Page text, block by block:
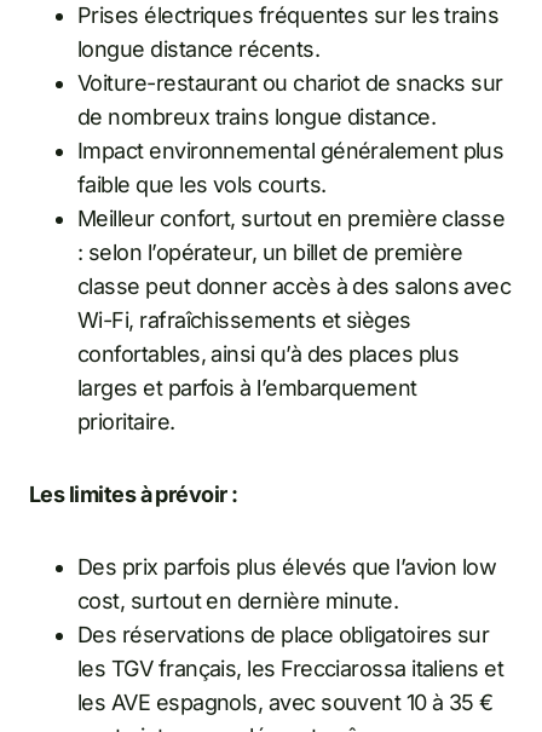
Prises électriques fréquentes sur les trains
longue distance récents.
Voiture-restaurant ou chariot de snacks sur
de nombreux trains longue distance.
Impact environnemental généralement plus
faible que les vols courts.
Meilleur confort, surtout en première classe
: selon l’opérateur, un billet de première
classe peut donner accès à des salons avec
Wi-Fi, rafraîchissements et sièges
confortables, ainsi qu’à des places plus
larges et parfois à l’embarquement
prioritaire.
Les limites à prévoir :
Des prix parfois plus élevés que l’avion low
cost, surtout en dernière minute.
Des réservations de place obligatoires sur
les TGV français, les Frecciarossa italiens et
les AVE espagnols, avec souvent 10 à 35 €